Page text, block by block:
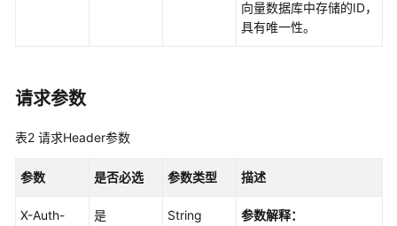
览
如
API
向量数据库中存储的ID，
具有唯一性。
请求参数
表2 请求Header参数
参数 是否必选 参数类型 描述
X-Auth-
是 String
参数解释：